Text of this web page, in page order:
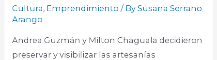
Cultura, Emprendimiento / BySusana Serrano
Arango
Andrea Guzmán y Milton Chaguala decidieron
preservar y visibilizar las artesanías